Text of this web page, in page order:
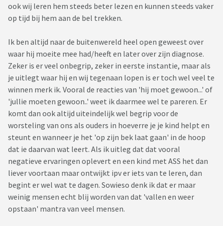
ook wij leren hem steeds beter lezen en kunnen steeds vaker
op tijd bij hem aan de bel trekken.
Ik ben altijd naar de buitenwereld heel open geweest over
waar hij moeite mee had/heeft en later over zijn diagnose.
Zeker is er veel onbegrip, zeker in eerste instantie, maar als
je uitlegt waar hij en wij tegenaan lopen is er toch wel veel te
winnen merk ik. Vooral de reacties van 'hij moet gewoon...' of
'jullie moeten gewoon..' weet ik daarmee wel te pareren. Er
komt dan ook altijd uiteindelijk wel begrip voor de
worsteling van ons als ouders in hoeverre je je kind helpt en
steunt en wanneer je het 'op zijn bek laat gaan' in de hoop
dat ie daarvan wat leert. Als ik uitleg dat dat vooral
negatieve ervaringen oplevert en een kind met ASS het dan
liever voortaan maar ontwijkt ipv er iets van te leren, dan
begint er wel wat te dagen. Sowieso denk ik dat er maar
weinig mensen echt blij worden van dat 'vallen en weer
opstaan' mantra van veel mensen.